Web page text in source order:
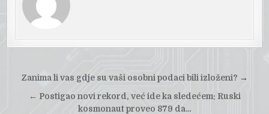
Post
navigation
Zanima li vas gdje su vaši osobni podaci bili izloženi? →
← Postigao novi rekord, već ide ka sledećem: Ruski
kosmonaut proveo 879 da…